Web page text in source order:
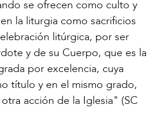
se ofrecen como culto y
la liturgia como sacrificios
litúrgica, por ser
y de su Cuerpo, que es la
por excelencia, cuya
título y en el mismo grado,
acción de la Iglesia" (SC